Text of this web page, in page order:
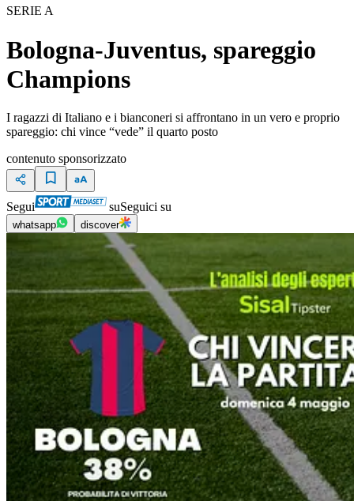
SERIE A
Bologna-Juventus, spareggio
Champions
I ragazzi di Italiano e i bianconeri si affrontano in un vero e proprio
spareggio: chi vince “vede” il quarto posto
contenuto sponsorizzato
Segui suSeguici su
whatsapp discover